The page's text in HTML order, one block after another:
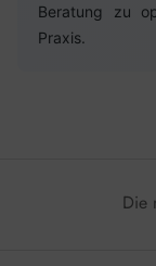
Beratung zu
Praxis.
Die